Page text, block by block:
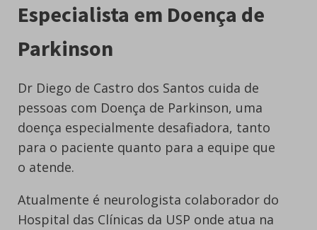
Especialista em Doença de
Parkinson
Dr Diego de Castro dos Santos cuida de
pessoas com Doença de Parkinson, uma
doença especialmente desafiadora, tanto
para o paciente quanto para a equipe que
o atende.
Atualmente é neurologista colaborador do
Hospital das Clínicas da USP onde atua na